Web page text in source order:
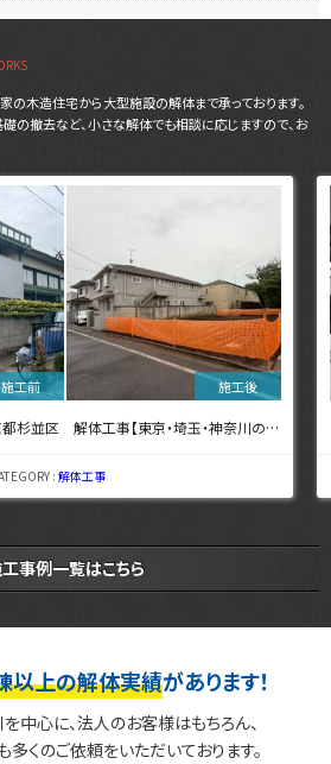
の木造住宅から大型施設の解体まで承っております。
の撤去など、小さな解体でも相談に応じますので、お
解体工事【東京・埼玉・神奈川の解体工事なら東央建設へ】
:解体工事
事例一覧はこちら
以上の解体実績があります！
中心に、法人のお客様はもちろん、
くのご依頼をいただいております。